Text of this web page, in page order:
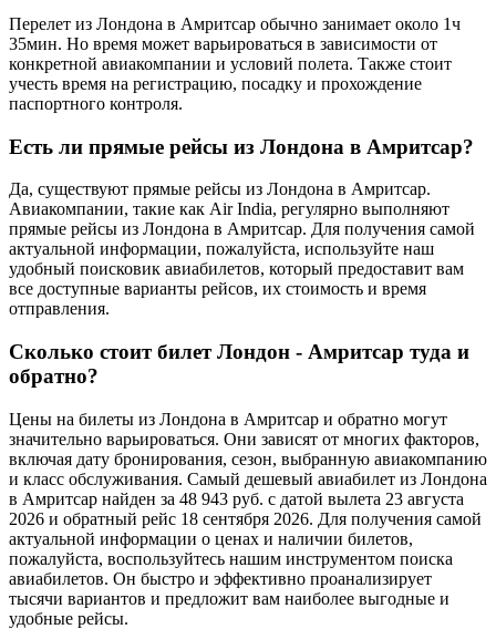
Перелет из Лондона в Амритсар обычно занимает около 1ч
35мин. Но время может варьироваться в зависимости от
конкретной авиакомпании и условий полета. Также стоит
учесть время на регистрацию, посадку и прохождение
паспортного контроля.
Есть ли прямые рейсы из Лондона в Амритсар?
Да, существуют прямые рейсы из Лондона в Амритсар.
Авиакомпании, такие как Air India, регулярно выполняют
прямые рейсы из Лондона в Амритсар. Для получения самой
актуальной информации, пожалуйста, используйте наш
удобный поисковик авиабилетов, который предоставит вам
все доступные варианты рейсов, их стоимость и время
отправления.
Сколько стоит билет Лондон - Амритсар туда и
обратно?
Цены на билеты из Лондона в Амритсар и обратно могут
значительно варьироваться. Они зависят от многих факторов,
включая дату бронирования, сезон, выбранную авиакомпанию
и класс обслуживания. Самый дешевый авиабилет из Лондона
в Амритсар найден за 48 943 руб. с датой вылета 23 августа
2026 и обратный рейс 18 сентября 2026. Для получения самой
актуальной информации о ценах и наличии билетов,
пожалуйста, воспользуйтесь нашим инструментом поиска
авиабилетов. Он быстро и эффективно проанализирует
тысячи вариантов и предложит вам наиболее выгодные и
удобные рейсы.